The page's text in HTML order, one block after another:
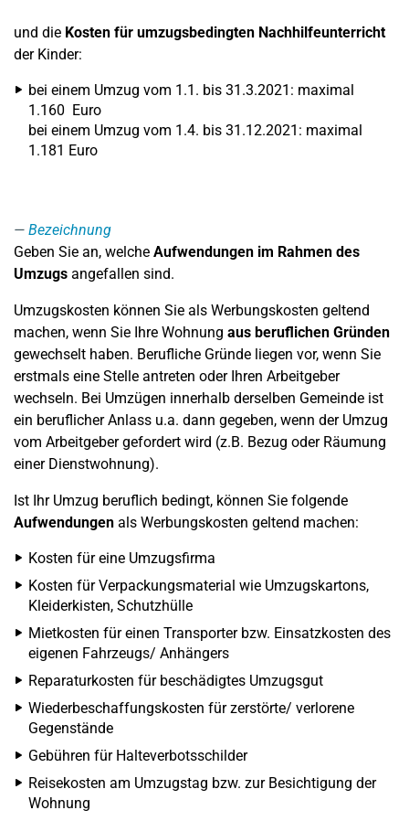
und die Kosten für umzugsbedingten Nachhilfeunterricht
der Kinder:
bei einem Umzug vom 1.1. bis 31.3.2021: maximal
1.160 Euro
bei einem Umzug vom 1.4. bis 31.12.2021: maximal
1.181 Euro
Bezeichnung
Geben Sie an, welche Aufwendungen im Rahmen des
Umzugs angefallen sind.
Umzugskosten können Sie als Werbungskosten geltend
machen, wenn Sie Ihre Wohnung aus beruflichen Gründen
gewechselt haben. Berufliche Gründe liegen vor, wenn Sie
erstmals eine Stelle antreten oder Ihren Arbeitgeber
wechseln. Bei Umzügen innerhalb derselben Gemeinde ist
ein beruflicher Anlass u.a. dann gegeben, wenn der Umzug
vom Arbeitgeber gefordert wird (z.B. Bezug oder Räumung
einer Dienstwohnung).
Ist Ihr Umzug beruflich bedingt, können Sie folgende
Aufwendungen als Werbungskosten geltend machen:
Kosten für eine Umzugsfirma
Kosten für Verpackungsmaterial wie Umzugskartons,
Kleiderkisten, Schutzhülle
Mietkosten für einen Transporter bzw. Einsatzkosten des
eigenen Fahrzeugs/ Anhängers
Reparaturkosten für beschädigtes Umzugsgut
Wiederbeschaffungskosten für zerstörte/ verlorene
Gegenstände
Gebühren für Halteverbotsschilder
Reisekosten am Umzugstag bzw. zur Besichtigung der
Wohnung